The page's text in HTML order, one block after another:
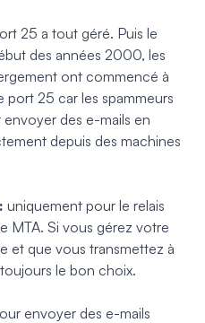
25 a tout géré. Puis le
des années 2000, les
ont commencé à
25 car les spammeurs
des e-mails en
depuis des machines
uniquement pour le relais
MTA. Si vous gérez votre
et que vous transmettez à
le bon choix.
envoyer des e-mails